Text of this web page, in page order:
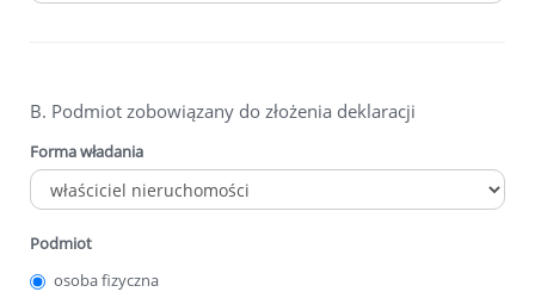
B. Podmiot zobowiązany do złożenia deklaracji
Forma władania
Podmiot
osoba fizyczna